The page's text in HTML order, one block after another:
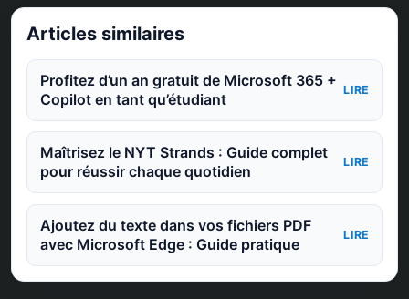
Articles similaires
Profitez d’un an gratuit de Microsoft 365 +
Copilot en tant qu’étudiant
LIRE
Maîtrisez le NYT Strands : Guide complet
pour réussir chaque quotidien
LIRE
Ajoutez du texte dans vos fichiers PDF
avec Microsoft Edge : Guide pratique
LIRE